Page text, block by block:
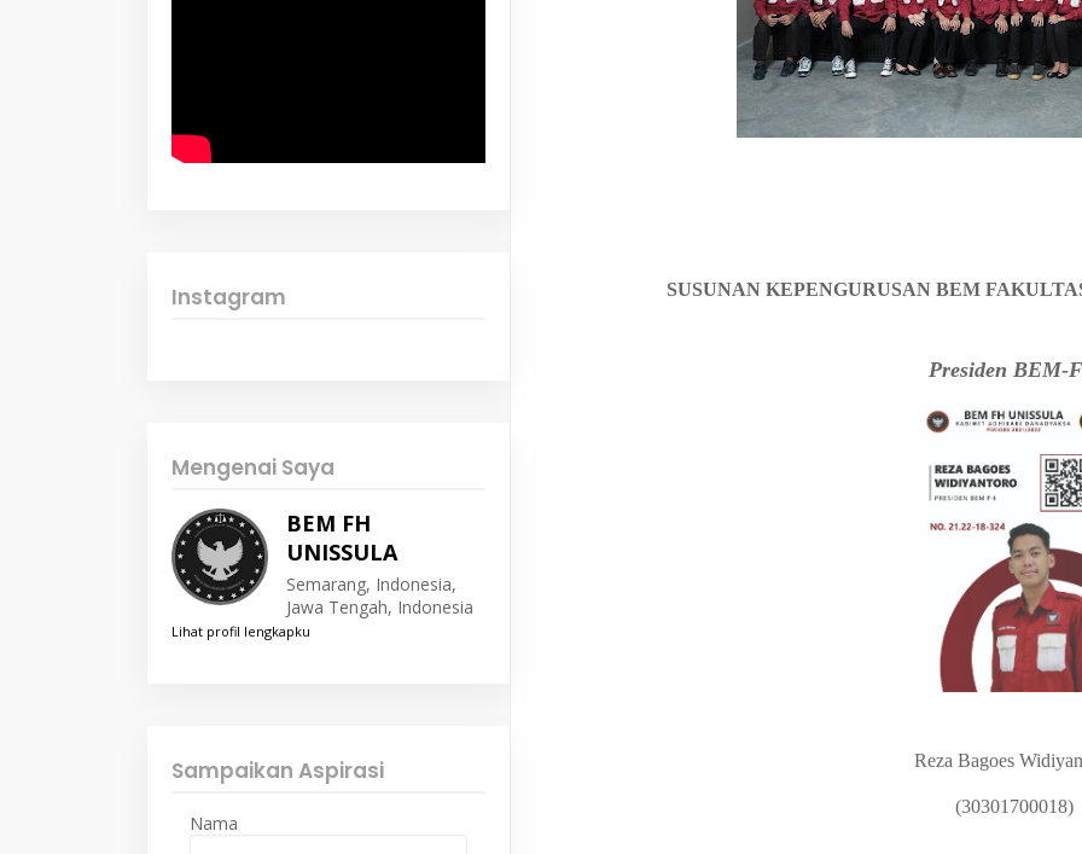
SUSUNAN KEPENGURUSAN BEM
Presiden BEM-
Reza Bagoes
(30301700018)
Instagram
Mengenai Saya
BEM FH
UNISSULA
Semarang, Indonesia,
Jawa Tengah, Indonesia
Lihat profil lengkapku
Sampaikan Aspirasi
Nama